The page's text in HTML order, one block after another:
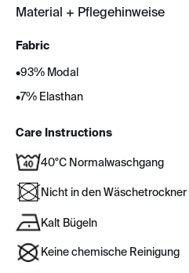
Material + Pflegehinweise
Fabric
•93% Modal
•7% Elasthan
Care Instructions
40°C Normalwaschgang
Nicht in den Wäschetrockner
Kalt Bügeln
Keine chemische Reinigung